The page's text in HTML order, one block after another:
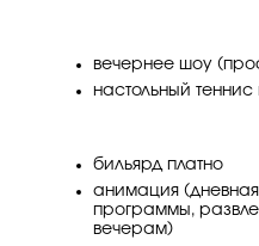
вечернее шоу
настольный теннис
бильярд платно
анимация
программы,
вечерам)